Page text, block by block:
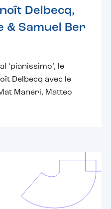
Delbecq,
& Samuel Ber
‘pianissimo’, le
Delbecq avec le
Maneri, Matteo